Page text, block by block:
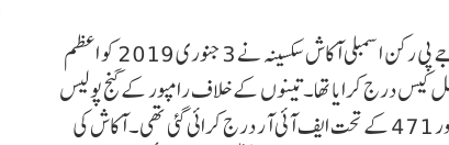
قابل ذکر ہے کہ فرضی پیدائش سرٹیفکیٹ معاملہ میں رامپور سے بی جے پی رکن اسمبلی آکاش سکسینہ نے 3 جنوری 2019 کو اعظم
کیس درج کرایا تھا۔ تینوں کے خلاف رامپور کے گنج پولیس
اسٹیشن میں تعزیرات ہند کی دفعات 193، 420، 467، 468 اور 471 کے تحت ایف آئی آر درج کرائی گئی تھی۔ آکاش کی